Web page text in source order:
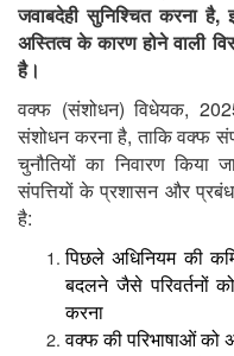
जवाबदेही सुनिश्चित करना है,
अस्तित्व के कारण होने वाली
है।
वक्फ (संशोधन)विधेयक,
संशोधन करना है,ताकि वक्फ
चुनौतियों का निवारण किया
संपत्तियों के प्रशासन और
है:
पिछले अधिनियम की
बदलने जैसे परिवर्तनों को
करना
वक्फ की परिभाषाओं को